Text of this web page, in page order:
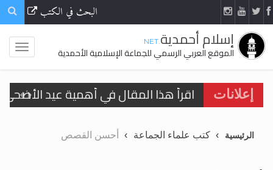
البحث في الكتب
إسلام أحمدية.NET
الموقع العربي الرسمي للجماعة الإسلامية الأحمدية
إعلانات
اقرأ هذا المقال في أهمية عيد
تعميم هامّ لأفراد الجماعة >> المزيد
الرئيسية كتب علماء الجماعة أحسن القصص